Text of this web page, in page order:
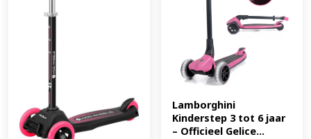
Lamborghini
Kinderstep 3 tot 6 jaar
– Officieel Gelice...